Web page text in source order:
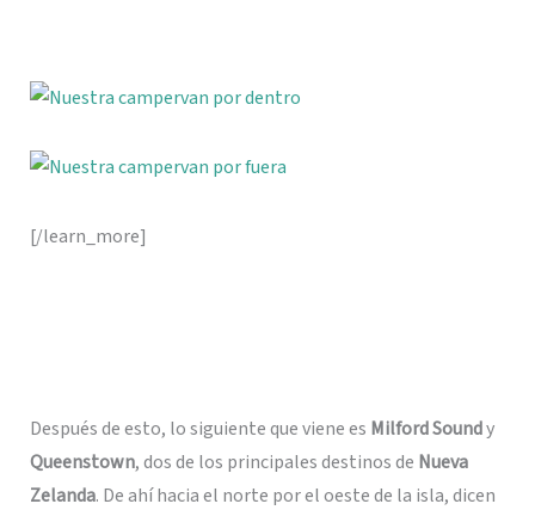
[/learn_more]
Después de esto, lo siguiente que viene es Milford Soundy
Queenstown, dos de los principales destinos de Nueva
Zelanda. De ahí hacia el norte por el oeste de la isla, dicen